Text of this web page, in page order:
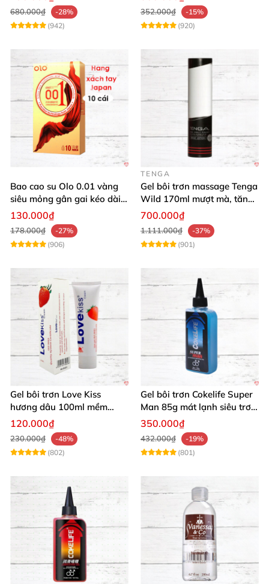
680.000₫
-28%
(942)
352.000₫
-15%
(920)
Bao cao su Olo 0.01 vàng
siêu mỏng gân gai kéo dài
yêu đỉnh
130.000₫
178.000₫
-27%
(906)
TENGA
Gel bôi trơn massage Tenga
Wild 170ml mượt mà, tăng
khoái cảm
700.000₫
1.111.000₫
-37%
(901)
Gel bôi trơn Love Kiss
hương dâu 100ml mềm
mượt an toàn thơm
120.000₫
230.000₫
-48%
(802)
Gel bôi trơn Cokelife Super
Man 85g mát lạnh siêu trơn
an toàn
350.000₫
432.000₫
-19%
(801)